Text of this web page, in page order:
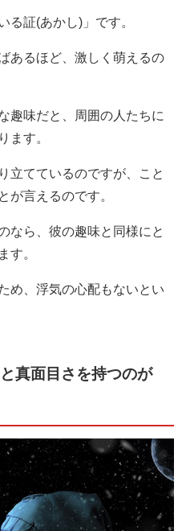
る証(あかし)」です。
あるほど、激しく萌えるの
趣味だと、周囲の人たちに
ます。
立てているのですが、こと
が言えるのです。
なら、彼の趣味と同様にと
す。
め、浮気の心配もないとい
真面目さを持つのが